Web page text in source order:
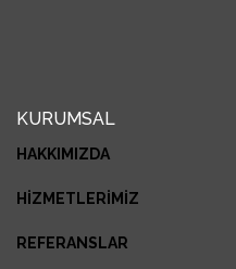
KURUMSAL
HAKKIMIZDA
HİZMETLERİMİZ
REFERANSLAR